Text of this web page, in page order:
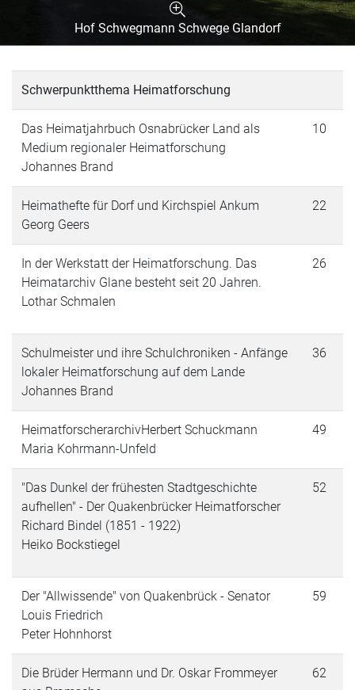
Hof Schwegmann Schwege Glandorf
Schwerpunktthema Heimatforschung
Das Heimatjahrbuch Osnabrücker Land als
Medium regionaler Heimatforschung
Johannes Brand
10
Heimathefte für Dorf und Kirchspiel Ankum
Georg Geers
22
In der Werkstatt der Heimatforschung. Das
Heimatarchiv Glane besteht seit 20 Jahren.
Lothar Schmalen
26
Schulmeister und ihre Schulchroniken - Anfänge
lokaler Heimatforschung auf dem Lande
Johannes Brand
36
HeimatforscherarchivHerbert Schuckmann
Maria Kohrmann-Unfeld
49
"Das Dunkel der frühesten Stadtgeschichte
aufhellen" - Der Quakenbrücker Heimatforscher
Richard Bindel (1851 - 1922)
Heiko Bockstiegel
52
Der "Allwissende" von Quakenbrück - Senator
Louis Friedrich
Peter Hohnhorst
59
Die Brüder Hermann und Dr. Oskar Frommeyer
62